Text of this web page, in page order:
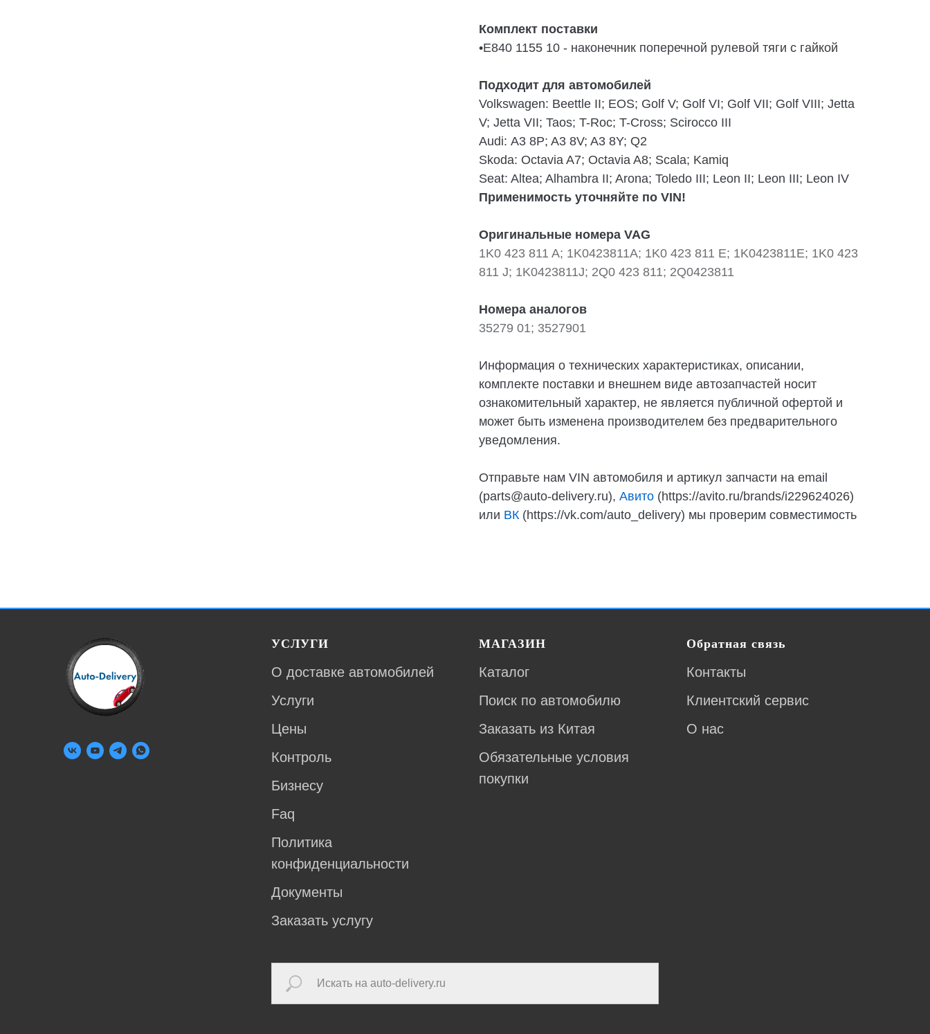
Комплект поставки
•E840 1155 10 - наконечник поперечной рулевой тяги с гайкой
Подходит для автомобилей
Volkswagen: Beettle II; EOS; Golf V; Golf VI; Golf VII; Golf VIII; Jetta
V; Jetta VII; Taos; T-Roc; T-Cross; Scirocco III
Audi: A3 8P; A3 8V; A3 8Y; Q2
Skoda: Octavia A7; Octavia A8; Scala; Kamiq
Seat: Altea; Alhambra II; Arona; Toledo III; Leon II; Leon III; Leon IV
Применимость уточняйте по VIN!
Оригинальные номера VAG
1K0 423 811 A; 1K0423811A; 1K0 423 811 E; 1K0423811E; 1K0 423
811 J; 1K0423811J; 2Q0 423 811; 2Q0423811
Номера аналогов
35279 01; 3527901
Информация о технических характеристиках, описании,
комплекте поставки и внешнем виде автозапчастей носит
ознакомительный характер, не является публичной офертой и
может быть изменена производителем без предварительного
уведомления.
Отправьте нам VIN автомобиля и артикул запчасти на email
(parts@auto-delivery.ru), Авито (https://avito.ru/brands/i229624026)
или ВК (https://vk.com/auto_delivery) мы проверим совместимость
УСЛУГИ
О доставке автомобилей
Услуги
Цены
Контроль
Бизнесу
Faq
Политика
конфиденциальности
Документы
Заказать услугу
МАГАЗИН
Каталог
Поиск по автомобилю
Заказать из Китая
Обязательные условия
покупки
Обратная связь
Контакты
Клиентский сервис
О нас